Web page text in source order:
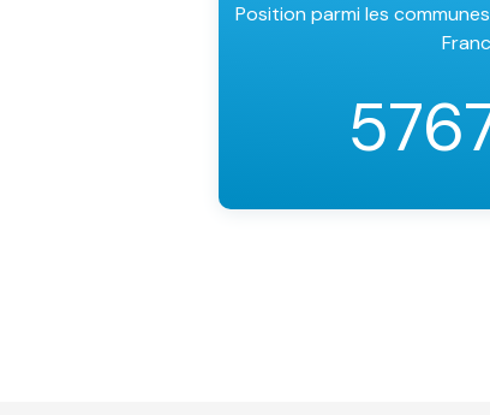
Position parmi les